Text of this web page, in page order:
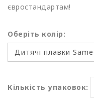
євростандартам!
Оберіть колір:
Кількість упаковок: